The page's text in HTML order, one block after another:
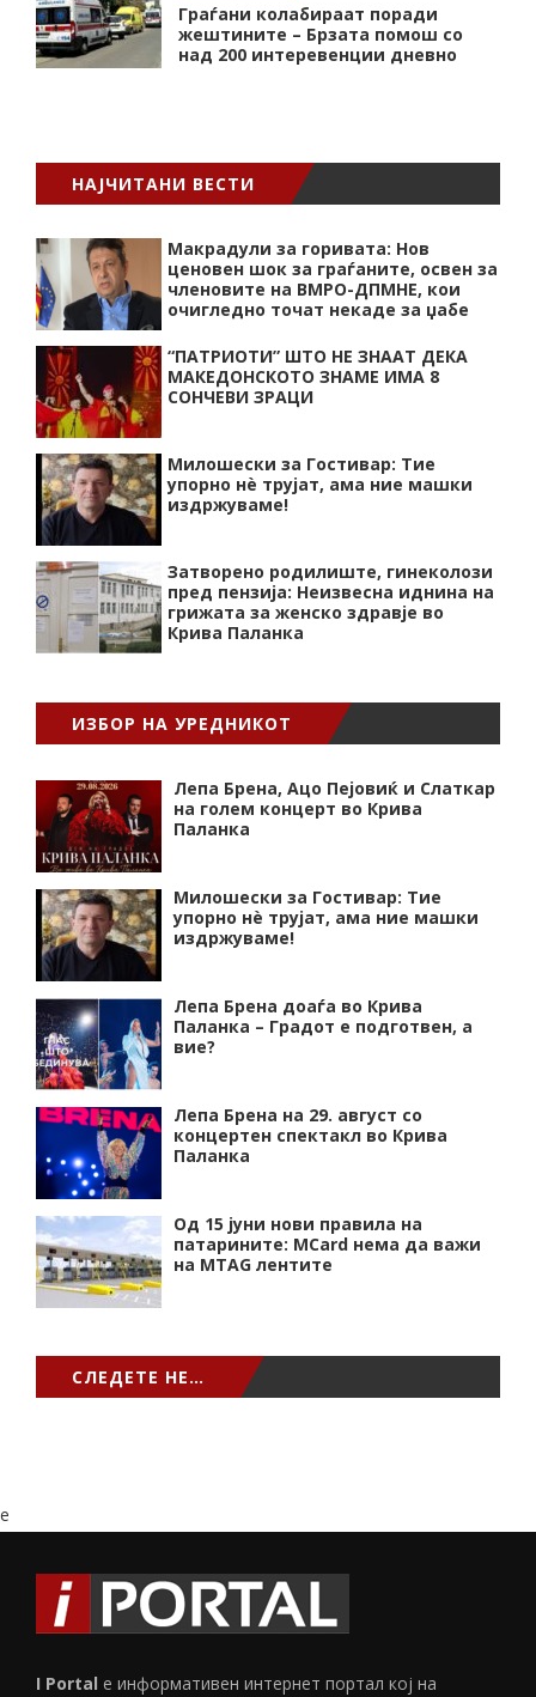
Граѓани колабираат поради
жештините – Брзата помош со
над 200 интеревенции дневно
НАЈЧИТАНИ ВЕСТИ
Макрадули за горивата: Нов
ценовен шок за граѓаните, освен за
членовите на ВМРО-ДПМНЕ, кои
очигледно точат некаде за џабе
“ПАТРИОТИ” ШТО НЕ ЗНААТ ДЕКА
МАКЕДОНСКОТО ЗНАМЕ ИМА 8
СОНЧЕВИ ЗРАЦИ
Милошески за Гостивар: Тие
упорно нѐ трујат, ама ние машки
издржуваме!
Затворено родилиште, гинеколози
пред пензија: Неизвесна иднина на
грижата за женско здравје во
Крива Паланка
ИЗБОР НА УРЕДНИКОТ
Лепа Брена, Ацо Пејовиќ и Слаткар
на голем концерт во Крива
Паланка
Милошески за Гостивар: Тие
упорно нѐ трујат, ама ние машки
издржуваме!
Лепа Брена доаѓа во Крива
Паланка – Градот е подготвен, а
вие?
Лепа Брена на 29. август со
концертен спектакл во Крива
Паланка
Од 15 јуни нови правила на
патарините: MCard нема да важи
на MTAG лентите
СЛЕДЕТЕ НЕ…
e
I Portal е информативен интернет портал кој на